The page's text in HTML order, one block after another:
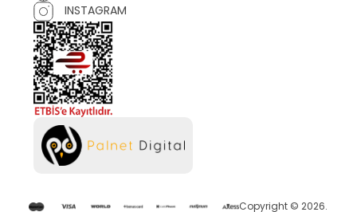
INSTAGRAM
Copyright © 2026.